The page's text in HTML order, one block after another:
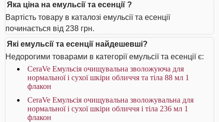
Яка ціна на емульсії та есенції ?
Вартість товару в каталозі емульсії та есенції
починається від 238 грн.
Які емульсії та есенції найдешевші?
Недорогими товарами в категорії емульсії та есенції є:
CeraVe Емульсія очищувальна зволожуюча для
нормальної і сухої шкіри обличчя та тіла 88 мл 1
флакон
CeraVe Емульсія очищувальна зволожувальна для
нормальної і сухої шкіри обличчя і тіла 236 мл 1
флакон